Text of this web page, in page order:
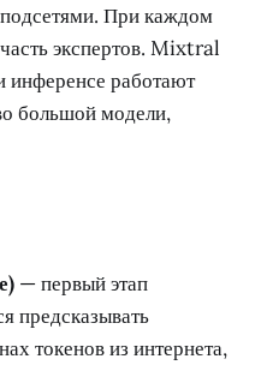
При каждом
экспертов. Mixtral
инференсе работают
большой модели,
— первый этап
предсказывать
токенов из интернета,